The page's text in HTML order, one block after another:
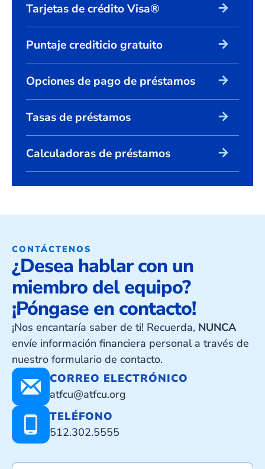
Tarjetas de crédito Visa® arrow_forward
Puntaje crediticio gratuito arrow_forward
Opciones de pago de préstamos arrow_forward
Tasas de préstamos arrow_forward
Calculadoras de préstamos arrow_forward
CONTÁCTENOS
¿Desea hablar con un
miembro del equipo?
¡Póngase en contacto!
¡Nos encantaría saber de ti! Recuerda, NUNCA
envíe información financiera personal a través de
nuestro formulario de contacto.
CORREO ELECTRÓNICO
atfcu@atfcu.org
TELÉFONO
512.302.5555